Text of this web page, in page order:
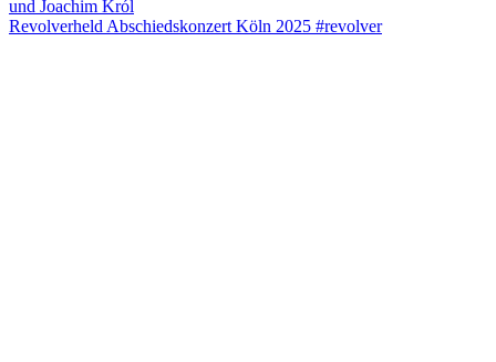
Revolverheld Abschiedskonzert Köln 2025 #revolver